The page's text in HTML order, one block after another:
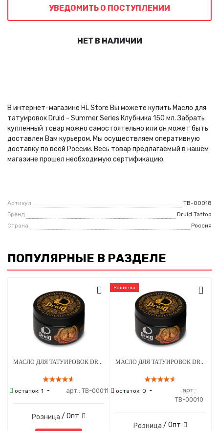
УВЕДОМИТЬ О ПОСТУПЛЕНИИ
НЕТ В НАЛИЧИИ
В интернет-магазине HL Store Вы можете купить Масло для
татуировок Druid - Summer Series Клубника 150 мл. Забрать
купленный товар можно самостоятельно или он может быть
доставлен Вам курьером. Мы осуществляем оперативную
доставку по всей России. Весь товар предлагаемый в нашем
магазине прошел необходимую сертификацию.
Артикул
ТВ-00018
Бренд
Druid Tattoo
Страна
Россия
ПОПУЛЯРНЫЕ В РАЗДЕЛЕ
МАСЛО ДЛЯ ТАТУИРОВОК DRUID - AUTUMN SERIES ВИШНЯ 250 МЛ
остаток:1 арт.: ТВ-00011
Розница / Опт
Новинка
МАСЛО ДЛЯ ТАТУИРОВОК DRUID - AUTUMN SERIES ПЕРСИК 250 МЛ
остаток:0
арт.:
ТВ-00010
Розница / Опт